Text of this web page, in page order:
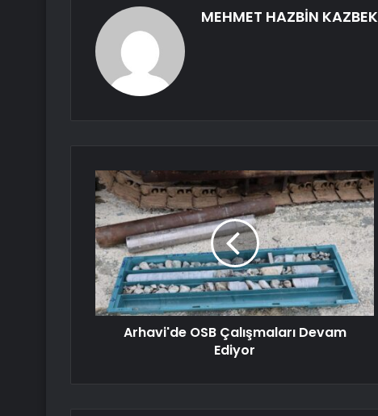
MEHMET HAZBİN KAZBEK
Arhavi'de OSB Çalışmaları Devam
Ediyor